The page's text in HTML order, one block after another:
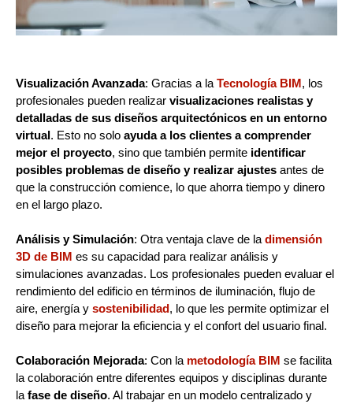
Visualización Avanzada: Gracias a la Tecnología BIM, los
profesionales pueden realizar visualizaciones realistas y
detalladas de sus diseños arquitectónicos en un entorno
virtual. Esto no solo ayuda a los clientes a comprender
mejor el proyecto, sino que también permite identificar
posibles problemas de diseño y realizar ajustes antes de
que la construcción comience, lo que ahorra tiempo y dinero
en el largo plazo.
Análisis y Simulación: Otra ventaja clave de la dimensión
3D de BIM es su capacidad para realizar análisis y
simulaciones avanzadas. Los profesionales pueden evaluar el
rendimiento del edificio en términos de iluminación, flujo de
aire, energía y sostenibilidad, lo que les permite optimizar el
diseño para mejorar la eficiencia y el confort del usuario final.
Colaboración Mejorada: Con la metodología BIM se facilita
la colaboración entre diferentes equipos y disciplinas durante
la fase de diseño. Al trabajar en un modelo centralizado y